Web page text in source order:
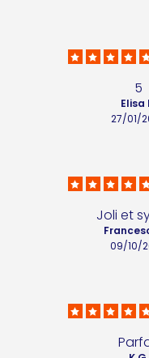
5
27/01/
Elisa
Joli et
09/10/